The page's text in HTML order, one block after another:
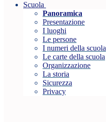
Scuola
Panoramica
Presentazione
I luoghi
Le persone
I numeri della scuola
Le carte della scuola
Organizzazione
La storia
Sicurezza
Privacy